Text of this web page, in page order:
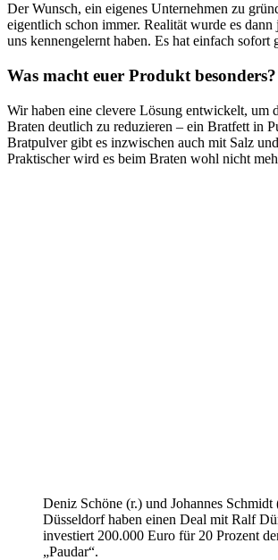
Der Wunsch, ein eigenes Unternehmen zu
eigentlich schon immer. Realität wurde es
uns kennengelernt haben. Es hat einfach sofort
Was macht euer Produkt besonders?
Wir haben eine clevere Lösung entwickelt, um
Braten deutlich zu reduzieren – ein Bratfett in
Bratpulver gibt es inzwischen auch mit Salz
Praktischer wird es beim Braten wohl nicht
Deniz Schöne (r.) und Johannes Schmidt
Düsseldorf haben einen Deal mit Ralf
investiert 200.000 Euro für 20 Prozent
„Paudar“.